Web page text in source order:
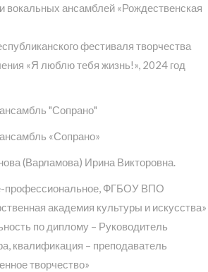
вокальных ансамблей «Рождественская
фестиваля творчества
«Я люблю тебя жизнь!», 2024 год
"Сопрано"
«Сопрано»
(Варламова) Ирина Викторовна.
профессиональное, ФГБОУ ВПО
академия культуры и искусства»
по диплому – Руководитель
квалификация – преподаватель
творчество»